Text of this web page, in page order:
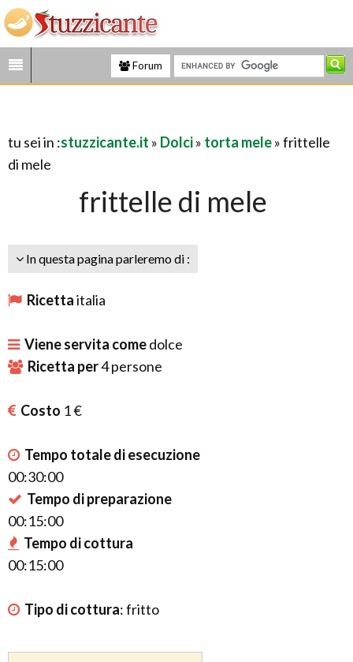
Forum
tu sei in :stuzzicante.it » Dolci» torta mele» frittelle
di mele
frittelle di mele
In questa pagina parleremo di :
Ricettaitalia
Viene servita comedolce
Ricetta per4persone
Costo 1 €
Tempo totale di esecuzione
00:30:00
Tempo di preparazione
00:15:00
Tempo di cottura
00:15:00
Tipo di cottura:fritto